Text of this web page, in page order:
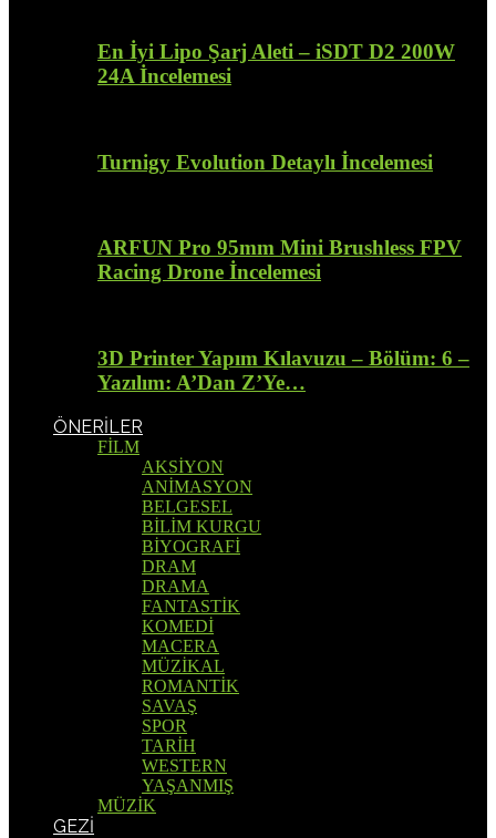
En İyi Lipo Şarj Aleti – iSDT D2 200W
24A İncelemesi
Turnigy Evolution Detaylı İncelemesi
ARFUN Pro 95mm Mini Brushless FPV
Racing Drone İncelemesi
3D Printer Yapım Kılavuzu – Bölüm: 6 –
Yazılım: A’Dan Z’Ye…
ÖNERİLER
FİLM
AKSİYON
ANİMASYON
BELGESEL
BİLİM KURGU
BİYOGRAFİ
DRAM
DRAMA
FANTASTİK
KOMEDİ
MACERA
MÜZİKAL
ROMANTİK
SAVAŞ
SPOR
TARİH
WESTERN
YAŞANMIŞ
MÜZİK
GEZİ